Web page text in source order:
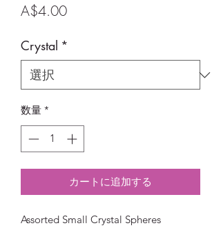
A$4.00価
Crystal *
数量 *
カートに追加する
Assorted Small Crystal Spheres